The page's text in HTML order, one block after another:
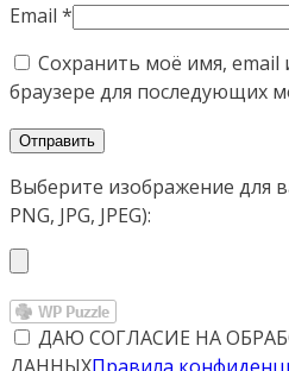
Email *
Сохранить моё имя, email
браузере для последующих
Выберите изображение для
PNG, JPG, JPEG):
ДАЮ СОГЛАСИЕ НА